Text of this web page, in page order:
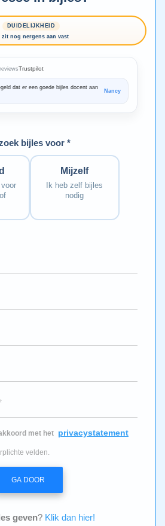
DUIDELIJKHEID
zit nog nergens aan vast
Trustpilot
dat er een goede bijles docent aan
Nancy
bijles voor *
voor
Mijzelf
Ik heb zelf bijles
nodig
met het privacystatement
velden.
GA DOOR
geven? Klik dan hier!